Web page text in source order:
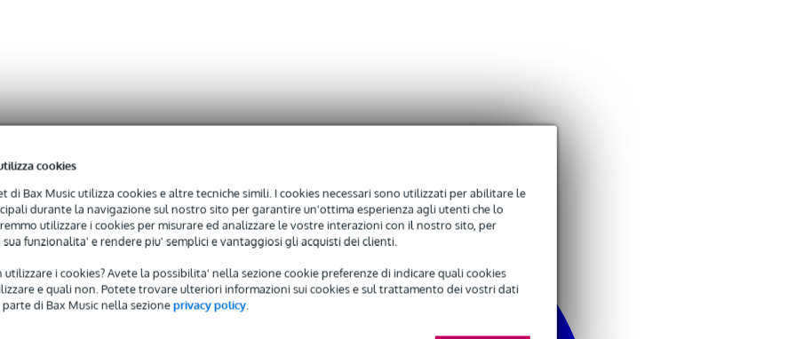
cookies
di Bax Music utilizza cookies e altre tecniche simili. I cookies necessari sono utilizzati per abilitare le
durante la navigazione sul nostro sito per garantire un'ottima esperienza agli utenti che lo
utilizzare i cookies per misurare ed analizzare le vostre interazioni con il nostro sito, per
funzionalita' e rendere piu' semplici e vantaggiosi gli acquisti dei clienti.
utilizzare i cookies? Avete la possibilita' nella sezione cookie preferenze di indicare quali cookies
e quali non. Potete trovare ulteriori informazioni sui cookies e sul trattamento dei vostri dati
di Bax Music nella sezioneprivacy policy.
custodia antipolvere
12,20 x 17,20 pollici (circa 9,9 x 31,0 x 43,7 cm)
0,73 kg)
49,00 €
Aggiungi